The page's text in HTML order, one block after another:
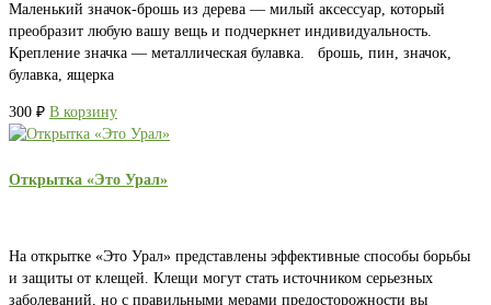
Маленький значок-брошь из дерева — милый аксессуар, который
преобразит любую вашу вещь и подчеркнет индивидуальность.
Крепление значка — металлическая булавка. брошь, пин, значок,
булавка, ящерка
300 ₽ В корзину
Открытка «Это Урал»
На открытке «Это Урал» представлены эффективные способы борьбы
и защиты от клещей. Клещи могут стать источником серьезных
заболеваний, но с правильными мерами предосторожности вы